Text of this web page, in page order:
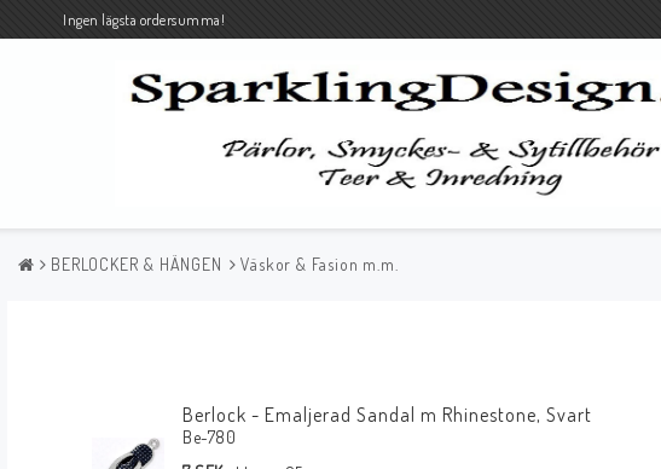
lägsta ordersumma!
BERLOCKER & HÄNGEN Väskor & Fasion m.m.
Berlock - Emaljerad Sandal m Rhinestone, Svart
Be-780